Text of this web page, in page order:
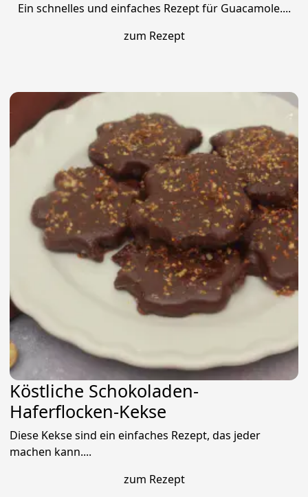
Ein schnelles und einfaches Rezept für Guacamole....
zum Rezept
Köstliche Schokoladen-
Haferflocken-Kekse
Diese Kekse sind ein einfaches Rezept, das jeder
machen kann....
zum Rezept